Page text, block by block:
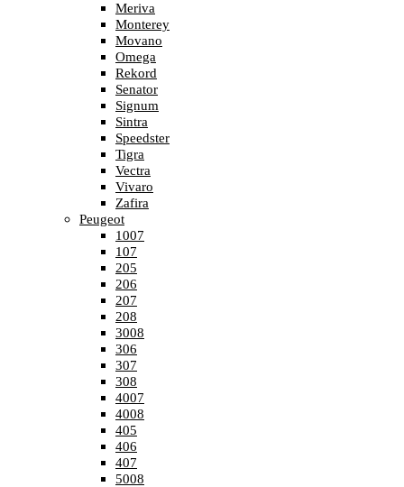
Meriva
Monterey
Movano
Omega
Rekord
Senator
Signum
Sintra
Speedster
Tigra
Vectra
Vivaro
Zafira
Peugeot
1007
107
205
206
207
208
3008
306
307
308
4007
4008
405
406
407
5008